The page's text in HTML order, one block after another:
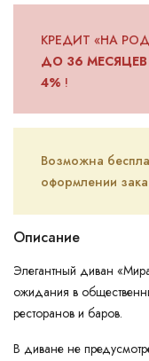
КРЕДИТ «НА
ДО 36 МЕСЯЦЕВ
4% !
Возможна
оформлении
Описание
Элегантный диван
ожидания в
ресторанов и баров.
В диване не